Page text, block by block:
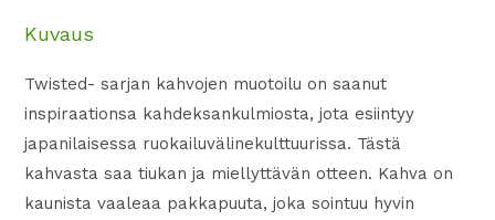
Kuvaus
Twisted- sarjan kahvojen muotoilu on saanut
inspiraationsa kahdeksankulmiosta, jota esiintyy
japanilaisessa ruokailuvälinekulttuurissa. Tästä
kahvasta saa tiukan ja miellyttävän otteen. Kahva on
kaunista vaaleaa pakkapuuta, joka sointuu hyvin